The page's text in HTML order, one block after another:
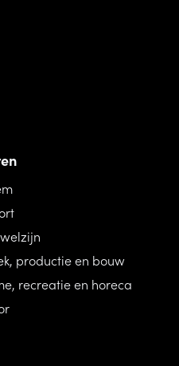
productie en bouw
recreatie en horeca